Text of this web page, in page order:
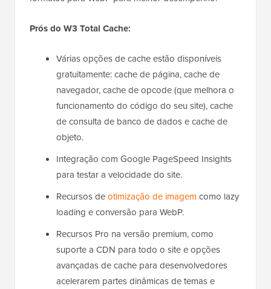
Prós do W3 Total Cache:
Várias opções de cache estão disponíveis
gratuitamente: cache de página, cache de
navegador, cache de opcode (que melhora o
funcionamento do código do seu site), cache
de consulta de banco de dados e cache de
objeto.
Integração com Google PageSpeed Insights
para testar a velocidade do site.
Recursos deotimização de imagem como lazy
loading e conversão para WebP.
Recursos Pro na versão premium, como
suporte a CDN para todo o site e opções
avançadas de cache para desenvolvedores
acelerarem partes dinâmicas de temas e